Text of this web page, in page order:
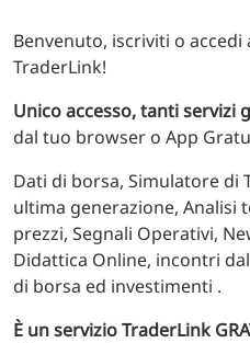
Benvenuto, iscriviti o
TraderLink!
Unico accesso, tanti servizi
dal tuo browser o App
Dati di borsa, Simulatore di
ultima generazione, Analisi
prezzi, Segnali Operativi,
Didattica Online, incontri
di borsa ed investimenti .
È un servizio TraderLink